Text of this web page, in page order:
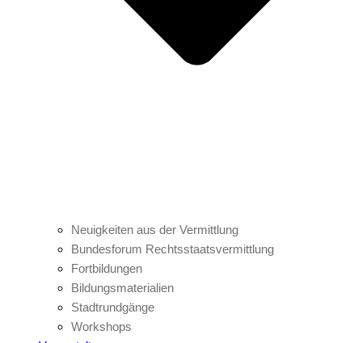
Neuigkeiten aus der Vermittlung
Bundesforum Rechtsstaatsvermittlung
Fortbildungen
Bildungsmaterialien
Stadtrundgänge
Workshops